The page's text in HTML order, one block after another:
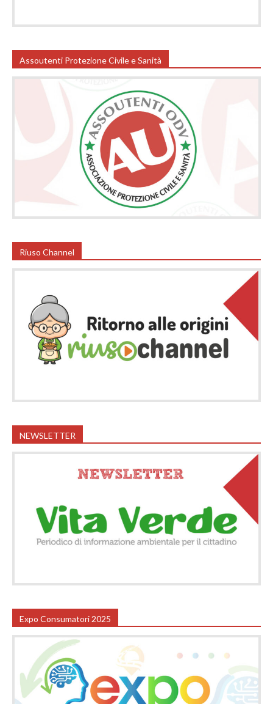
Assoutenti Protezione Civile e Sanità
Riuso Channel
NEWSLETTER
Expo Consumatori 2025